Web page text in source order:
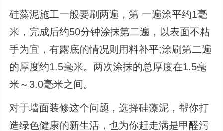
硅藻泥施工一般要刷两遍，第 一遍涂平约1毫
米，完成后约50分钟涂抹第二遍，以表面不粘
手为宜，有露底的情况则用料补平;涂刷第二遍
的厚度约1.5毫米。两次涂抹的总厚度在1.5毫
米～3.0毫米之间。
对于墙面装修这个问题，选择硅藻泥，帮你打
造绿色健康的新生活，也为你赶走满是甲醛污